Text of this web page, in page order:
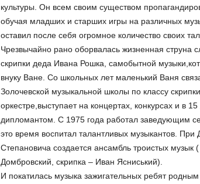
культуры. Он всем своим существом
обучая младших и старших игры на различных
оставил после себя огромное количество своих
Чрезвычайно рано оборвалась жизненная струна
скрипки деда Ивана Рошка, самобытной
внуку Ване. Со школьных лет маленький Ваня
Золочевской музыкальной школы по классу
оркестре,выступает на концертах, конкурсах и в
дипломантом. С 1975 года работал заведующим
это время воспитал талантливых музыкантов.
Степановича создается ансамбль троистых
Домбровский, скрипка – Иван Ясниський).
И покатилась музыка зажигательных ребят